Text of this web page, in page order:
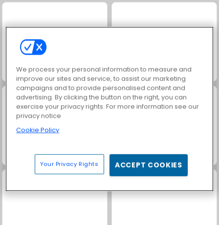
Juice Merge Jewel Garden Story
Grand Mahjong Connect Tes Cinta 3
We process your personal information to measure and
improve our sites and service, to assist our marketing
campaigns and to provide personalised content and
advertising. By clicking the button on the right, you can
exercise your privacy rights. For more information see our
privacy notice
Cookie Policy
Your Privacy Rights ACCEPT COOKIES